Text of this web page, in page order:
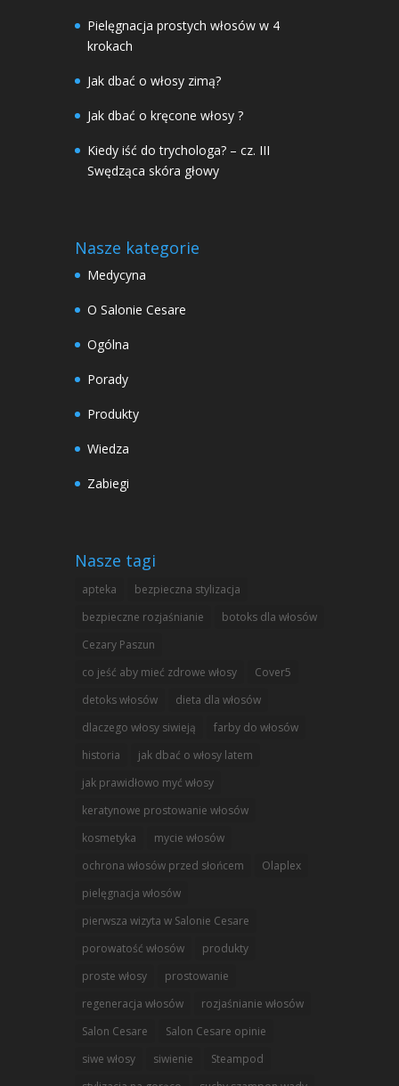
Pielęgnacja prostych włosów w 4
krokach
Jak dbać o włosy zimą?
Jak dbać o kręcone włosy ?
Kiedy iść do trychologa? – cz. III
Swędząca skóra głowy
Nasze kategorie
Medycyna
O Salonie Cesare
Ogólna
Porady
Produkty
Wiedza
Zabiegi
Nasze tagi
apteka
bezpieczna stylizacja
bezpieczne rozjaśnianie
botoks dla włosów
Cezary Paszun
co jeść aby mieć zdrowe włosy
Cover5
detoks włosów
dieta dla włosów
dlaczego włosy siwieją
farby do włosów
historia
jak dbać o włosy latem
jak prawidłowo myć włosy
keratynowe prostowanie włosów
kosmetyka
mycie włosów
ochrona włosów przed słońcem
Olaplex
pielęgnacja włosów
pierwsza wizyta w Salonie Cesare
porowatość włosów
produkty
proste włosy
prostowanie
regeneracja włosów
rozjaśnianie włosów
Salon Cesare
Salon Cesare opinie
siwe włosy
siwienie
Steampod